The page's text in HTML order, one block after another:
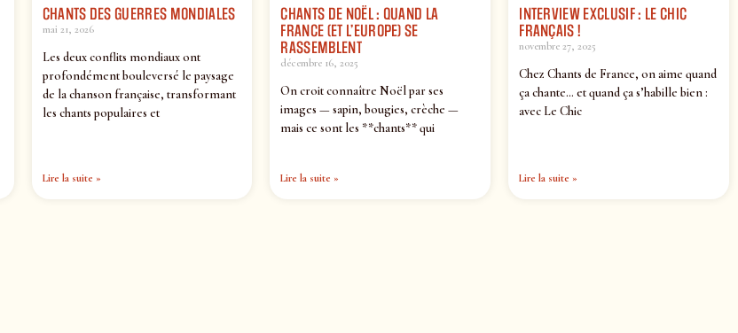
CHANTS DES GUERRES MONDIALES
mai 21, 2026
Les deux conflits mondiaux ont
profondément bouleversé le paysage
de la chanson française, transformant
les chants populaires et
Lire la suite »
CHANTS DE NOËL : QUAND LA
FRANCE (ET L’EUROPE) SE
RASSEMBLENT
décembre 16, 2025
On croit connaître Noël par ses
images — sapin, bougies, crèche —
mais ce sont les **chants** qui
Lire la suite »
INTERVIEW EXCLUSIF : LE CHIC
FRANÇAIS !
novembre 27, 2025
Chez Chants de France, on aime quand
ça chante… et quand ça s’habille bien :
avec Le Chic
Lire la suite »